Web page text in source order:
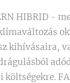
HIBRID -
kihívásaira,
költségekre.